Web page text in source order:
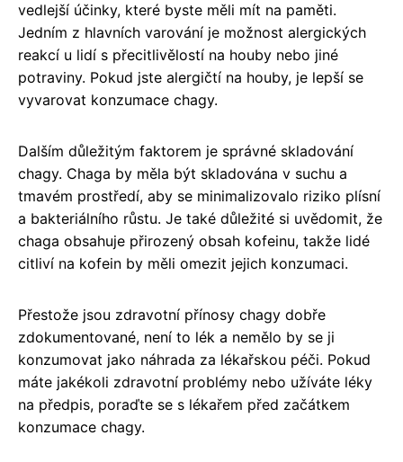
vedlejší účinky, které byste měli mít na paměti.
Jedním z hlavních varování je možnost alergických
reakcí u lidí s přecitlivělostí na houby nebo jiné
potraviny. Pokud jste alergičtí na houby, je lepší se
vyvarovat konzumace chagy.
Dalším důležitým faktorem je správné skladování
chagy. Chaga by měla být skladována v suchu a
tmavém prostředí, aby se minimalizovalo riziko plísní
a bakteriálního růstu. Je také důležité si uvědomit, že
chaga obsahuje přirozený obsah kofeinu, takže lidé
citliví na kofein by měli omezit jejich konzumaci.
Přestože jsou zdravotní přínosy chagy dobře
zdokumentované, není to lék a nemělo by se ji
konzumovat jako náhrada za lékařskou péči. Pokud
máte jakékoli zdravotní problémy nebo užíváte léky
na předpis, poraďte se s lékařem před začátkem
konzumace chagy.